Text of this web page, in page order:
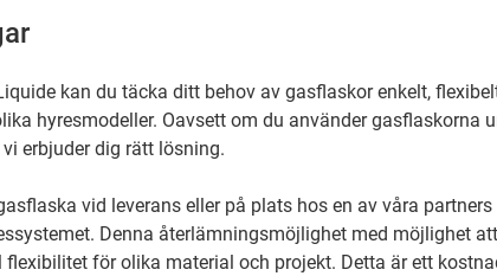
kan du täcka ditt behov av gasflaskor enkelt,
hyresmodeller. Oavsett om du använder gasflaskorna
erbjuder dig rätt lösning.
vid leverans eller på plats hos en av våra
Denna återlämningsmöjlighet med möjlighet
flexibilitet för olika material och projekt. Detta är ett